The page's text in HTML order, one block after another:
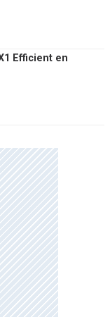
Efficient en